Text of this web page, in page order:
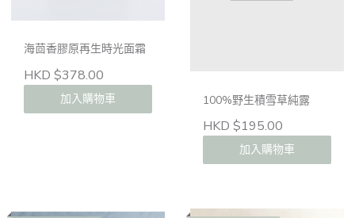
海茴香膠原再生時光面霜
HKD $378.00
加入購物車 100%野生積雪草純露
HKD $195.00
加入購物車